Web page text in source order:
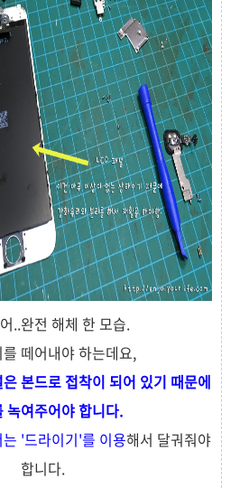
..완전 해체 한 모습.
떼어내야 하는데요,
본드로 접착이 되어 있기 때문에
녹여주어야 합니다.
'드라이기'를 이용해서 달궈줘야
합니다.